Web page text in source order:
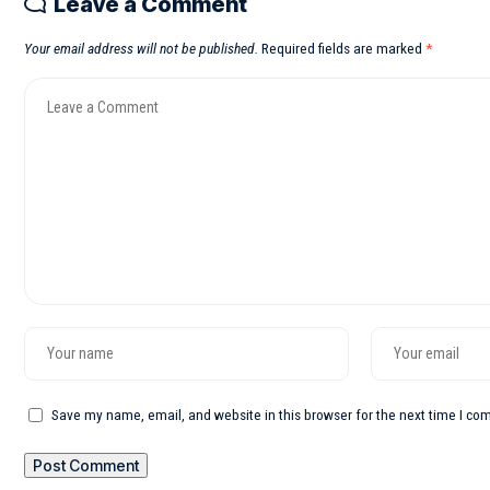
Your email address will not be published. Required fields are marked *
Save my name, email, and website in this browser for the next time I